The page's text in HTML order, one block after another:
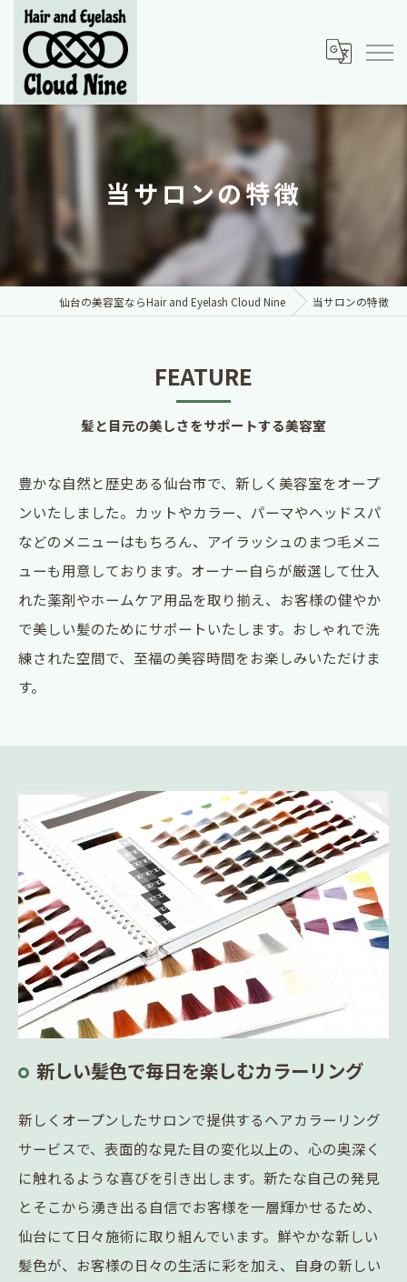
当サロンの特徴
仙台の美容室ならHair and Eyelash Cloud Nine 当サロンの特徴
髪と目元の美しさをサポートする美容室
FEATURE
豊かな自然と歴史ある仙台市で、新しく美容室をオープ
ンいたしました。カットやカラー、パーマやヘッドスパ
などのメニューはもちろん、アイラッシュのまつ毛メニ
ューも用意しております。オーナー自らが厳選して仕入
れた薬剤やホームケア用品を取り揃え、お客様の健やか
で美しい髪のためにサポートいたします。おしゃれで洗
練された空間で、至福の美容時間をお楽しみいただけま
す。
新しい髪色で毎日を楽しむカラーリング
新しくオープンしたサロンで提供するヘアカラーリング
サービスで、表面的な見た目の変化以上の、心の奥深く
に触れるような喜びを引き出します。新たな自己の発見
とそこから湧き出る自信でお客様を一層輝かせるため、
仙台にて日々施術に取り組んでいます。鮮やかな新しい
髪色が、お客様の日々の生活に彩を加え、自身の新しい